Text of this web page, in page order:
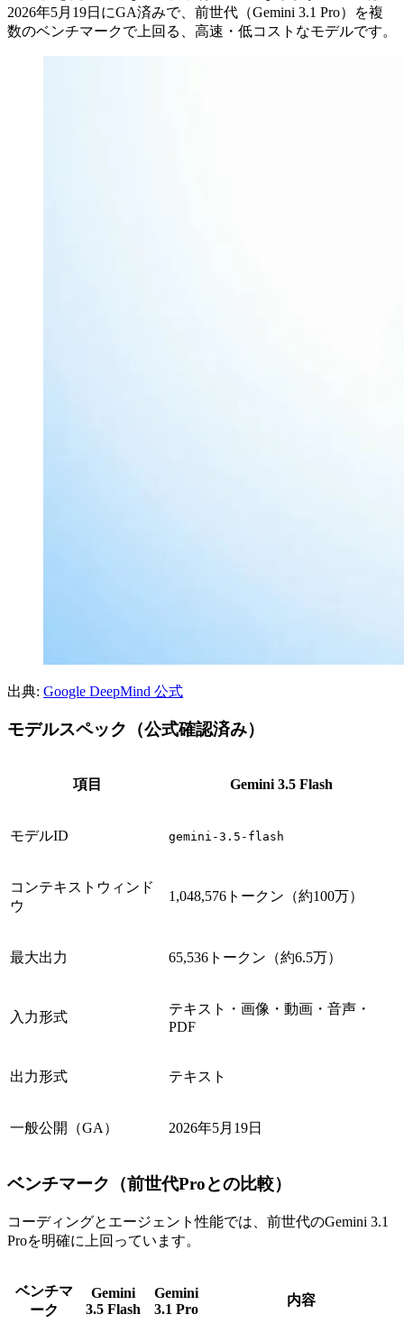
2026年5月19日にGA済みで、前世代（Gemini 3.1 Pro）を複
数のベンチマークで上回る、高速・低コストなモデルです。
出典: Google DeepMind 公式
モデルスペック（公式確認済み）
項目 Gemini 3.5 Flash
モデルID gemini-3.5-flash
コンテキストウィンド
ウ
1,048,576トークン（約100万）
最大出力 65,536トークン（約6.5万）
入力形式
テキスト・画像・動画・音声・
PDF
出力形式 テキスト
一般公開（GA） 2026年5月19日
ベンチマーク（前世代Proとの比較）
コーディングとエージェント性能では、前世代のGemini 3.1
Proを明確に上回っています。
ベンチマ
ーク
Gemini
3.5 Flash
Gemini
3.1 Pro
内容